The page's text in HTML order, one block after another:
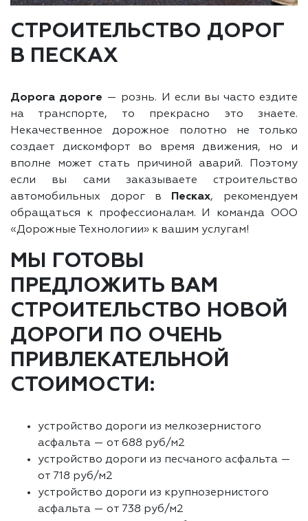
СТРОИТЕЛЬСТВО ДОРОГ
В ПЕСКАХ
Дорога дороге — рознь. И если вы часто ездите
на транспорте, то прекрасно это знаете.
Некачественное дорожное полотно не только
создает дискомфорт во время движения, но и
вполне может стать причиной аварий. Поэтому
если вы сами заказываете строительство
автомобильных дорог в
Песках, рекомендуем
обращаться к профессионалам. И команда ООО
«Дорожные Технологии» к вашим услугам!
МЫ ГОТОВЫ
ПРЕДЛОЖИТЬ ВАМ
СТРОИТЕЛЬСТВО НОВОЙ
ДОРОГИ ПО ОЧЕНЬ
ПРИВЛЕКАТЕЛЬНОЙ
СТОИМОСТИ:
устройство дороги из мелкозернистого
асфальта — от 688 руб/м2
устройство дороги из песчаного асфальта —
от 718 руб/м2
устройство дороги из крупнозернистого
асфальта — от 738 руб/м2